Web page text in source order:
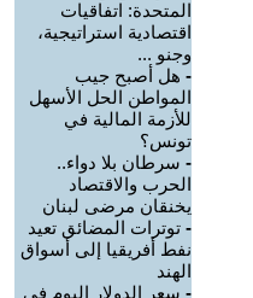
المتحدة: اتفاقيات
اقتصادية استراتيجية،
وجنو ...
- هل أصبح جيب
المواطن الحل الأسهل
للأزمة المالية في
تونس؟
- سرطان بلا دواء..
الحرب والاقتصاد
يخنقان مرضى لبنان
- توترات المضائق تعيد
نفط أفريقيا إلى أسواق
الهند
- سعر الدولار اليوم في